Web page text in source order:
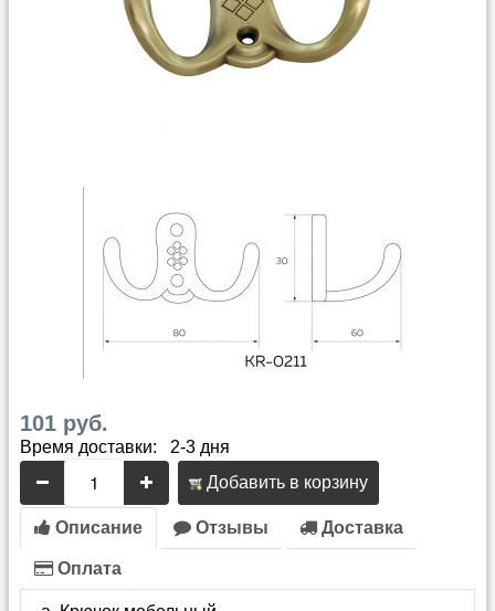
101 руб.
Время доставки: 2-3 дня
Добавить в корзину
Описание Отзывы Доставка
Оплата